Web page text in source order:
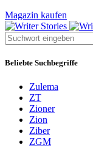
Magazin kaufen
Beliebte Suchbegriffe
Zulema
ZT
Zioner
Zion
Ziber
ZGM